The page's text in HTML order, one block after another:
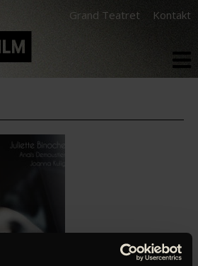
Grand Teatret Kontakt